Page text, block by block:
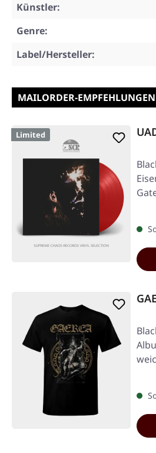
Künstler:
Genre:
Label/Hersteller:
MAILORDER-
Limited